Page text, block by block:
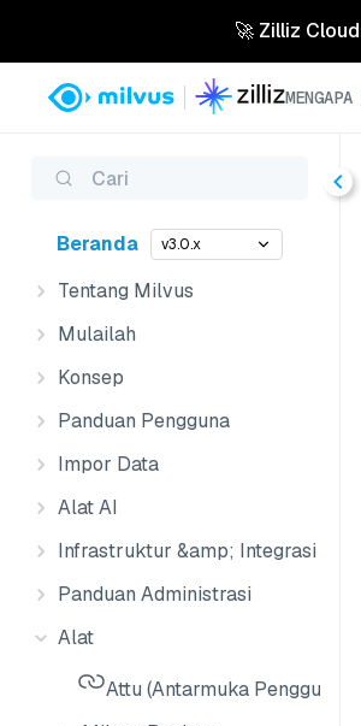
🚀 Zilliz
Cari
Beranda v3.0.x
Tentang Milvus
Mulailah
Konsep
Panduan Pengguna
Impor Data
Alat AI
Infrastruktur &amp; Integrasi Data
Panduan Administrasi
Alat
Attu (Antarmuka Pengguna